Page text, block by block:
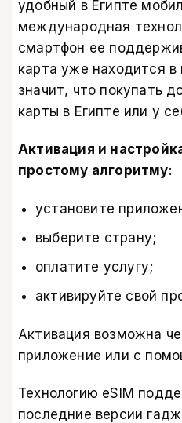
удобный в Египте
международная
смартфон ее
карта уже находится
значит, что покупать
карты в Египте или у
Активация и
простому алгоритму:
установите
выберите страну;
оплатите услугу;
активируйте свой
Активация возможна
приложение или с
Технологию eSIM
последние версии